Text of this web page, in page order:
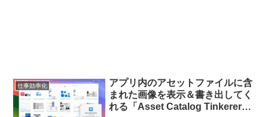
仕事効率化
アプリ内のアセットファイルに含
まれた画像を表示＆書き出してく
れる「Asset Catalog Tinkerer」